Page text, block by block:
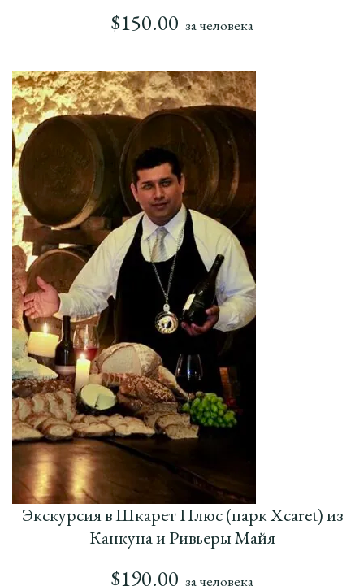
$150.00 за человека
Экскурсия в Шкарет Плюс (парк Xcaret) из
Канкуна и Ривьеры Майя
$190.00 за человека